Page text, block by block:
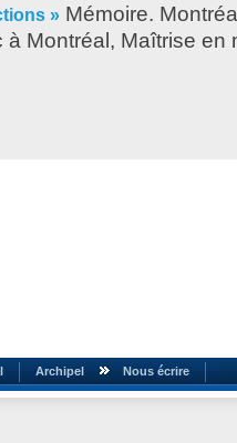
» Mémoire.
à Montréal, Maîtrise en
Archipel Nous écrire